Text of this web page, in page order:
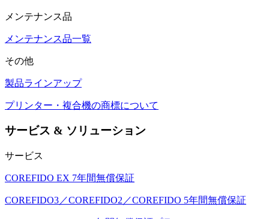
メンテナンス品
メンテナンス品一覧
その他
製品ラインアップ
プリンター・複合機の商標について
サービス & ソリューション
サービス
COREFIDO EX 7年間無償保証
COREFIDO3／COREFIDO2／COREFIDO 5年間無償保証